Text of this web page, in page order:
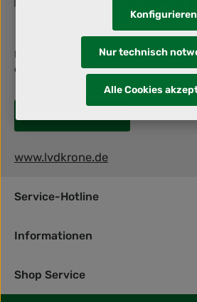
Berufliche Herausforderung gesucht?
deiner Zukunft!
www.lvdkrone.de
Service-Hotline
Informationen
Shop Service
Nur technisch
Konfigurieren
Alle Cookies